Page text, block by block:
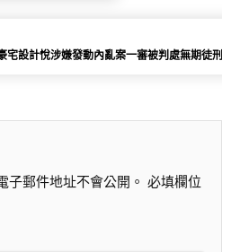
宅設計悅涉嫌發動內亂案一審被判處無期徒刑
子郵件地址不會公開。 必填欄位